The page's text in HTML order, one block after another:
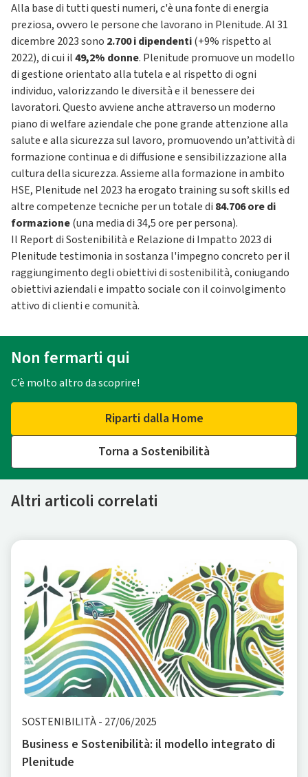
Alla base di tutti questi numeri, c'è una fonte di energia
preziosa, ovvero le persone che lavorano in Plenitude. Al 31
dicembre 2023 sono 2.700 i dipendenti(+9% rispetto al
2022), di cui il49,2% donne. Plenitude promuove un modello
di gestione orientato alla tutela e al rispetto di ogni
individuo, valorizzando le diversità e il benessere dei
lavoratori. Questo avviene anche attraverso un moderno
piano di welfare aziendale che pone grande attenzione alla
salute e alla sicurezza sul lavoro, promuovendo un’attività di
formazione continua e di diffusione e sensibilizzazione alla
cultura della sicurezza. Assieme alla formazione in ambito
HSE, Plenitude nel 2023 ha erogato training su soft skills ed
altre competenze tecniche per un totale di 84.706 ore di
formazione(una media di 34,5 ore per persona).
Il Report di Sostenibilità e Relazione di Impatto 2023 di
Plenitude testimonia in sostanza l'impegno concreto per il
raggiungimento degli obiettivi di sostenibilità, coniugando
obiettivi aziendali e impatto sociale con il coinvolgimento
attivo di clienti e comunità.
Non fermarti qui
C’è molto altro da scoprire!
Riparti dalla Home
Torna a Sostenibilità
Altri articoli correlati
SOSTENIBILITÀ- 27/06/2025
Business e Sostenibilità: il modello integrato di
Plenitude